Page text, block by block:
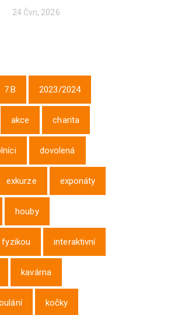
24 Čvn, 2026
7.B 2023/2024
akce charita
dovolená
exkurze exponáty
houby
fyzikou interaktivní
kavárna
kočky